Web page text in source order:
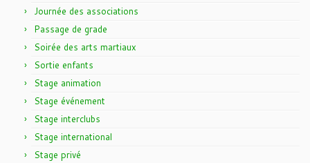
Journée des associations
Passage de grade
Soirée des arts martiaux
Sortie enfants
Stage animation
Stage événement
Stage interclubs
Stage international
Stage privé